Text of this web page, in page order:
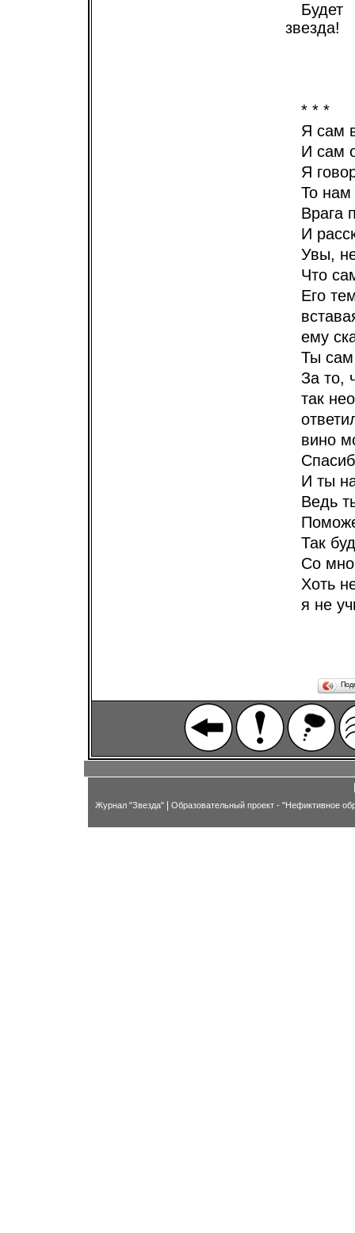
звезда!
* * *
Я сам
И сам
Я
То нам
Врага
И
Увы,
Что
Его
ему
Ты сам
За то,
так
вино
И ты
Ведь
Так
Со
Хоть
я не
Журнал "Звезда" Образовательный проект - "Нефиктивное